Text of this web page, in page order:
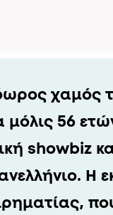
χαμός
μόλις 56
showbiz
Η